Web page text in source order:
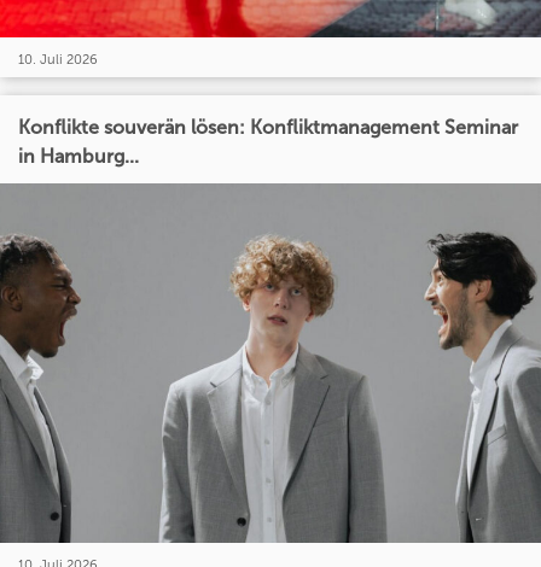
10. Juli 2026
Konflikte souverän lösen: Konfliktmanagement Seminar
in Hamburg...